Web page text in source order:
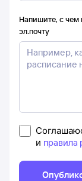
Напишите, с чем
эл.почту
и